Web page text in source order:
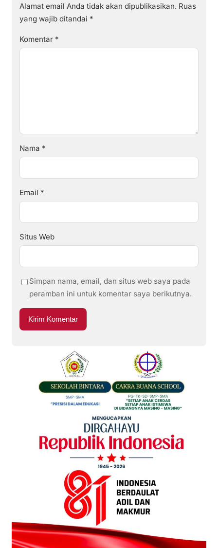
Alamat email Anda tidak akan dipublikasikan. Ruas
yang wajib ditandai *
Komentar *
Nama *
Email *
Situs Web
Simpan nama, email, dan situs web saya pada
peramban ini untuk komentar saya berikutnya.